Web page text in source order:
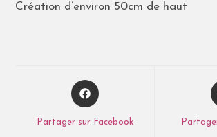
Création d’environ 50cm de haut
Partager sur Facebook